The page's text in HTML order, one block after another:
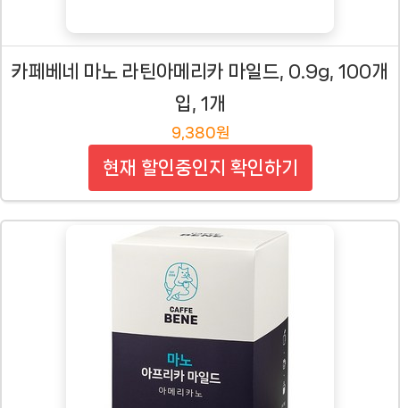
카페베네 마노 라틴아메리카 마일드, 0.9g, 100개
입, 1개
9,380원
현재 할인중인지 확인하기